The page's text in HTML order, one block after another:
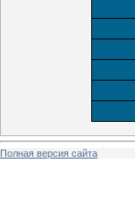
Полная версия сайта